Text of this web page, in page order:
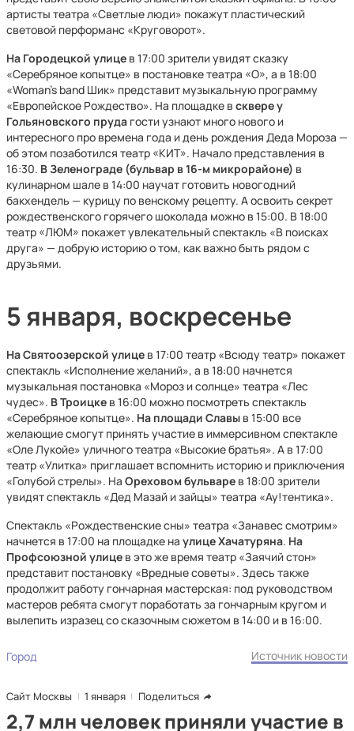
артисты театра «Светлые люди» покажут пластический
световой перформанс «Круговорот».
На Городецкой улице в 17:00 зрители увидят сказку
«Серебряное копытце» в постановке театра «О», а в 18:00
«Woman’s band Шик» представит музыкальную программу
«Европейское Рождество». На площадке в сквере у
Гольяновского пруда гости узнают много нового и
интересного про времена года и день рождения Деда Мороза —
об этом позаботился театр «КИТ». Начало представления в
16:30. В Зеленограде (бульвар в 16-м микрорайоне) в
кулинарном шале в 14:00 научат готовить новогодний
бакхендель — курицу по венскому рецепту. А освоить секрет
рождественского горячего шоколада можно в 15:00. В 18:00
театр «ЛЮМ» покажет увлекательный спектакль «В поисках
друга» — добрую историю о том, как важно быть рядом с
друзьями.
5 января, воскресенье
На Святоозерской улице в 17:00 театр «Всюду театр» покажет
спектакль «Исполнение желаний», а в 18:00 начнется
музыкальная постановка «Мороз и солнце» театра «Лес
чудес». В Троицке в 16:00 можно посмотреть спектакль
«Серебряное копытце». На площади Славы в 15:00 все
желающие смогут принять участие в иммерсивном спектакле
«Оле Лукойе» уличного театра «Высокие братья». А в 17:00
театр «Улитка» приглашает вспомнить историю и приключения
«Голубой стрелы». На Ореховом бульваре в 18:00 зрители
увидят спектакль «Дед Мазай и зайцы» театра «Ау!тентика».
Спектакль «Рождественские сны» театра «Занавес смотрим»
начнется в 17:00 на площадке на улице Хачатуряна. На
Профсоюзной улице в это же время театр «Заячий стон»
представит постановку «Вредные советы». Здесь также
продолжит работу гончарная мастерская: под руководством
мастеров ребята смогут поработать за гончарным кругом и
вылепить изразец со сказочным сюжетом в 14:00 и в 16:00.
Город Источник новости
Сайт Москвы 1 января Поделиться
2,7 млн человек приняли участие в